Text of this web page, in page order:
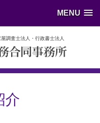
MENU
調査士法人・行政書士法人
介